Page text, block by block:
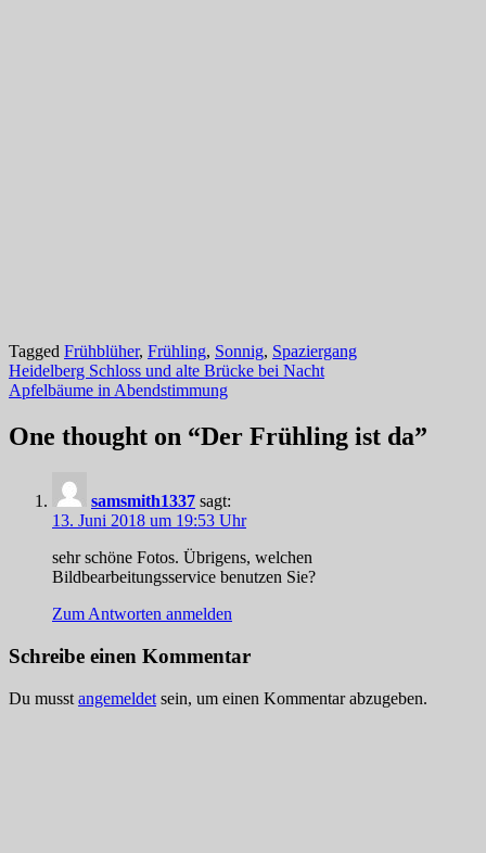
Tagged Frühblüher, Frühling, Sonnig, Spaziergang
Beitragsnavigation
Heidelberg Schloss und alte Brücke bei Nacht
Apfelbäume in Abendstimmung
One thought on “Der Frühling ist da”
samsmith1337 sagt:
13. Juni 2018 um 19:53 Uhr
sehr schöne Fotos. Übrigens, welchen
Bildbearbeitungsservice benutzen Sie?
Zum Antworten anmelden
Schreibe einen Kommentar
Du musst angemeldet sein, um einen Kommentar abzugeben.